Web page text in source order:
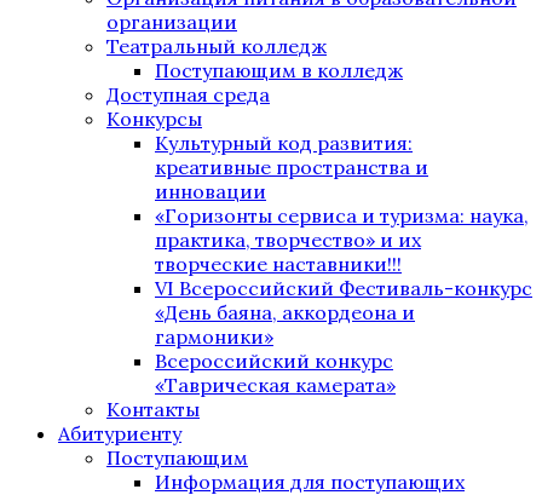
организации
Театральный колледж
Поступающим в колледж
Доступная среда
Конкурсы
Культурный код развития:
креативные пространства и
инновации
«Горизонты сервиса и туризма: наука,
практика, творчество» и их
творческие наставники!!!
VI Всероссийский Фестиваль-конкурс
«День баяна, аккордеона и
гармоники»
Всероссийский конкурс
«Таврическая камерата»
Контакты
Абитуриенту
Поступающим
Информация для поступающих